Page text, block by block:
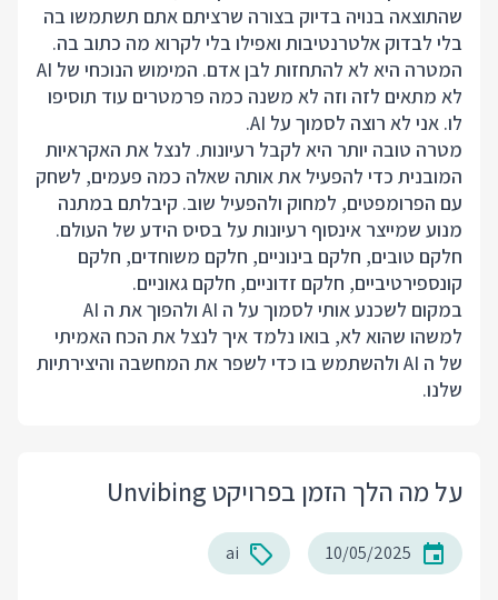
שהתוצאה בנויה בדיוק בצורה שרציתם אתם תשתמשו בה
בלי לבדוק אלטרנטיבות ואפילו בלי לקרוא מה כתוב בה.
המטרה היא לא להתחזות לבן אדם. המימוש הנוכחי של AI
לא מתאים לזה וזה לא משנה כמה פרמטרים עוד תוסיפו
לו. אני לא רוצה לסמוך על AI.
מטרה טובה יותר היא לקבל רעיונות. לנצל את האקראיות
המובנית כדי להפעיל את אותה שאלה כמה פעמים, לשחק
עם הפרומפטים, למחוק ולהפעיל שוב. קיבלתם במתנה
מנוע שמייצר אינסוף רעיונות על בסיס הידע של העולם.
חלקם טובים, חלקם בינוניים, חלקם משוחדים, חלקם
קונספירטיביים, חלקם זדוניים, חלקם גאוניים.
במקום לשכנע אותי לסמוך על ה AI ולהפוך את ה AI
למשהו שהוא לא, בואו נלמד איך לנצל את הכח האמיתי
של ה AI ולהשתמש בו כדי לשפר את המחשבה והיצירתיות
שלנו.
על מה הלך הזמן בפרויקט Unvibing
10/05/2025
ai